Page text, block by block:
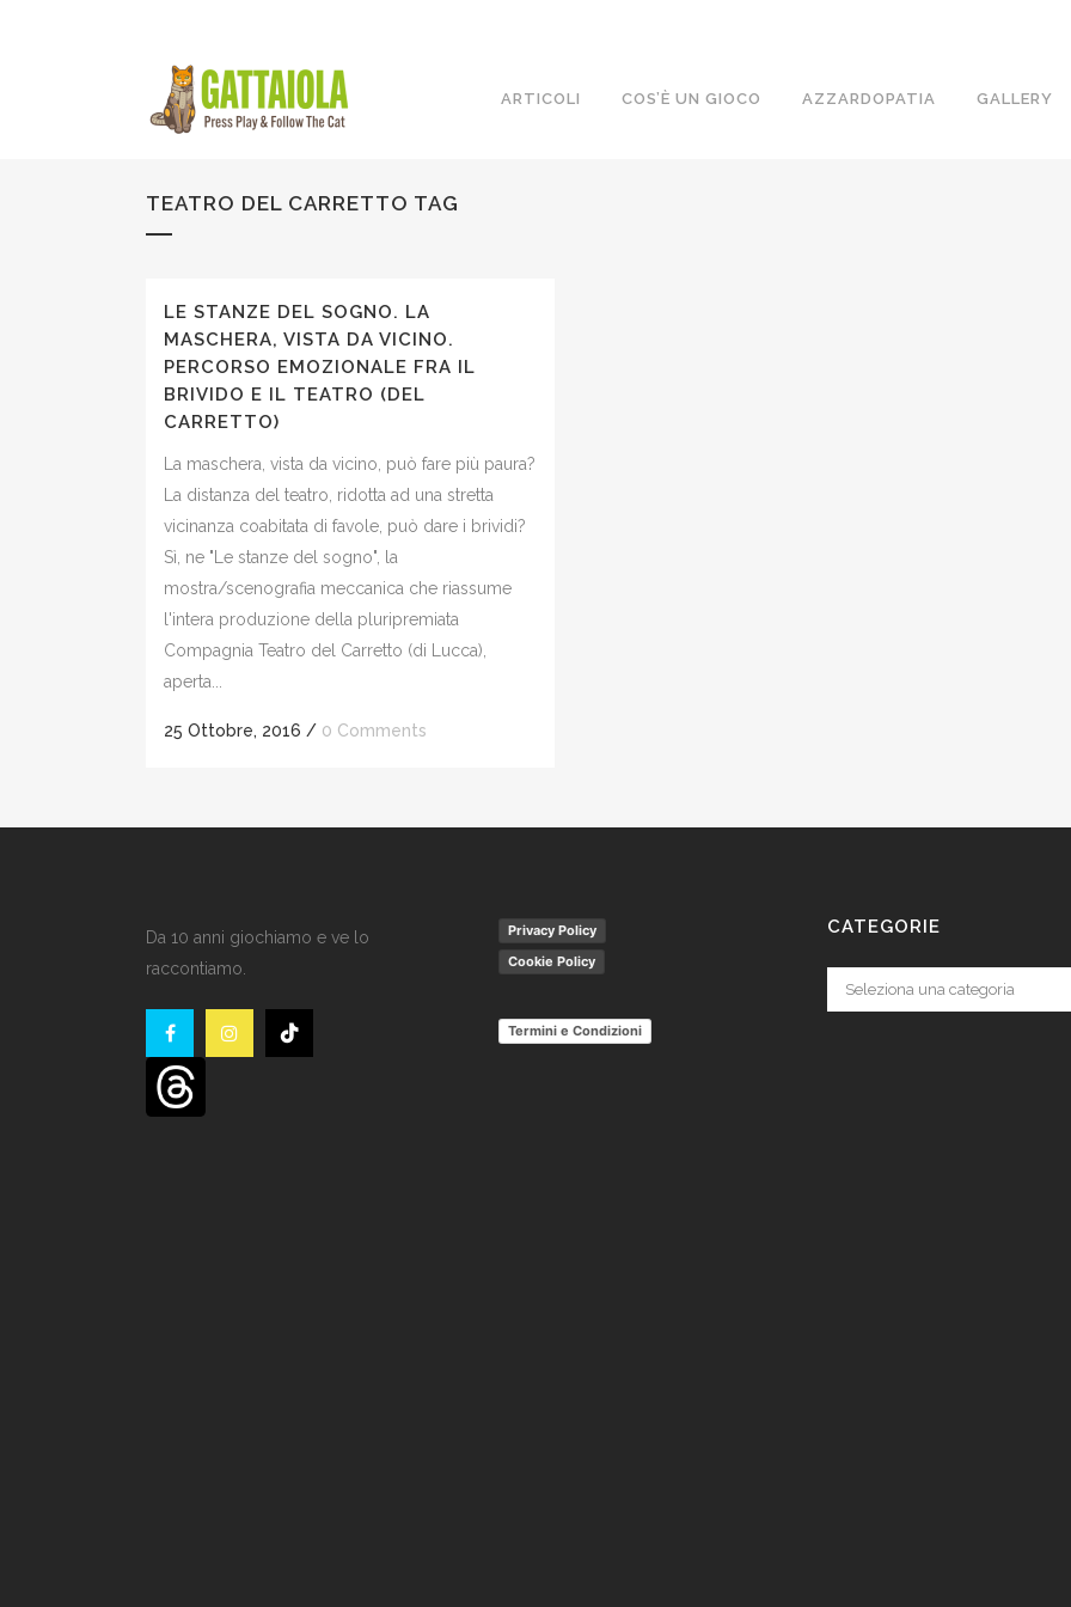
ARTICOLI COS’È UN GIOCO AZZARDOPATIA GALLERY
TEATRO DEL CARRETTO TAG
LE STANZE DEL SOGNO. LA
MASCHERA, VISTA DA VICINO.
PERCORSO EMOZIONALE FRA IL
BRIVIDO E IL TEATRO (DEL
CARRETTO)
La maschera, vista da vicino, può fare più paura?
La distanza del teatro, ridotta ad una stretta
vicinanza coabitata di favole, può dare i brividi?
Sì, ne "Le stanze del sogno", la
mostra/scenografia meccanica che riassume
l'intera produzione della pluripremiata
Compagnia Teatro del Carretto (di Lucca),
aperta...
25 Ottobre, 2016 / 0 Comments
Da 10 anni giochiamo e ve lo
raccontiamo.
Privacy Policy
Cookie Policy
Termini e Condizioni
CATEGORIE
Categorie